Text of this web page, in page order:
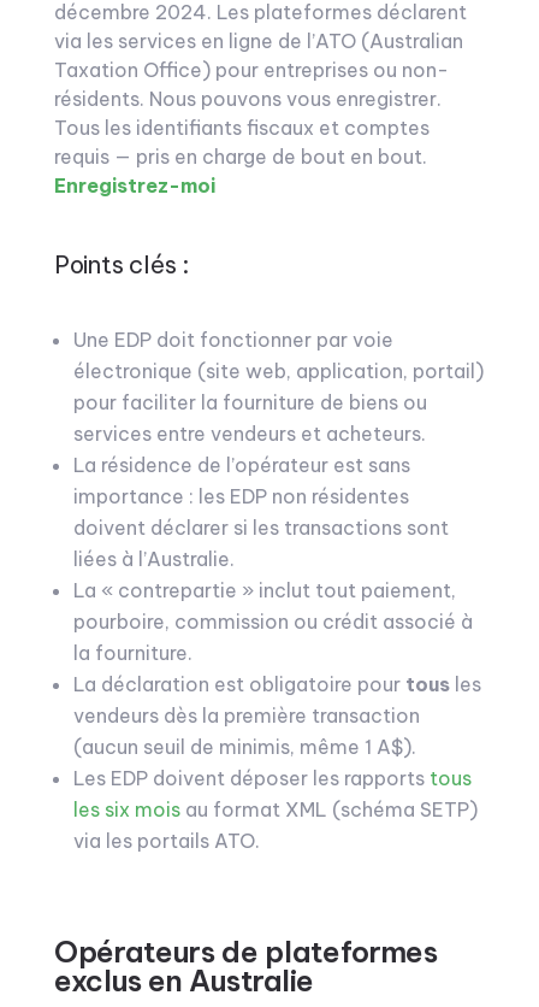
décembre 2024. Les plateformes déclarent
via les services en ligne de l’ATO (Australian
Taxation Office) pour entreprises ou non-
résidents. Nous pouvons vous enregistrer.
Tous les identifiants fiscaux et comptes
requis — pris en charge de bout en bout.
Enregistrez-moi
Points clés :
Une EDP doit fonctionner par voie
électronique (site web, application, portail)
pour faciliter la fourniture de biens ou
services entre vendeurs et acheteurs.
La résidence de l’opérateur est sans
importance : les EDP non résidentes
doivent déclarer si les transactions sont
liées à l’Australie.
La « contrepartie » inclut tout paiement,
pourboire, commission ou crédit associé à
la fourniture.
La déclaration est obligatoire pour tousles
vendeurs dès la première transaction
(aucun seuil de minimis, même 1 A$).
Les EDP doivent déposer les rapports tous
les six moisau format XML (schéma SETP)
via les portails ATO.
Opérateurs de plateformes
exclus en Australie